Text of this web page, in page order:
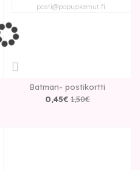
Batman- postikortti
0,45€ 1,50€
posti@popupkemut.fi